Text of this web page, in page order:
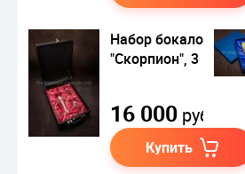
Набор бокалов
"Скорпион", 3 шт.
16 000 руб.
Купить